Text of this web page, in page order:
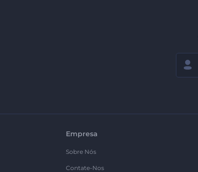
Empresa
Sobre Nós
Contate-Nos